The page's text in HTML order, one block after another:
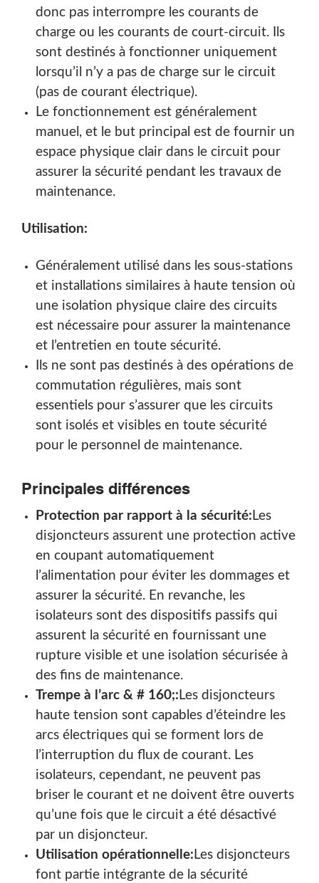
donc pas interrompre les courants de
charge ou les courants de court-circuit. Ils
sont destinés à fonctionner uniquement
lorsqu’il n’y a pas de charge sur le circuit
(pas de courant électrique).
Le fonctionnement est généralement
manuel, et le but principal est de fournir un
espace physique clair dans le circuit pour
assurer la sécurité pendant les travaux de
maintenance.
Utilisation:
Généralement utilisé dans les sous-stations
et installations similaires à haute tension où
une isolation physique claire des circuits
est nécessaire pour assurer la maintenance
et l’entretien en toute sécurité.
Ils ne sont pas destinés à des opérations de
commutation régulières, mais sont
essentiels pour s’assurer que les circuits
sont isolés et visibles en toute sécurité
pour le personnel de maintenance.
Principales différences
Protection par rapport à la sécurité: Les
disjoncteurs assurent une protection active
en coupant automatiquement
l’alimentation pour éviter les dommages et
assurer la sécurité. En revanche, les
isolateurs sont des dispositifs passifs qui
assurent la sécurité en fournissant une
rupture visible et une isolation sécurisée à
des fins de maintenance.
Trempe à l’arc & # 160;: Les disjoncteurs
haute tension sont capables d’éteindre les
arcs électriques qui se forment lors de
l’interruption du flux de courant. Les
isolateurs, cependant, ne peuvent pas
briser le courant et ne doivent être ouverts
qu’une fois que le circuit a été désactivé
par un disjoncteur.
Utilisation opérationnelle: Les disjoncteurs
font partie intégrante de la sécurité